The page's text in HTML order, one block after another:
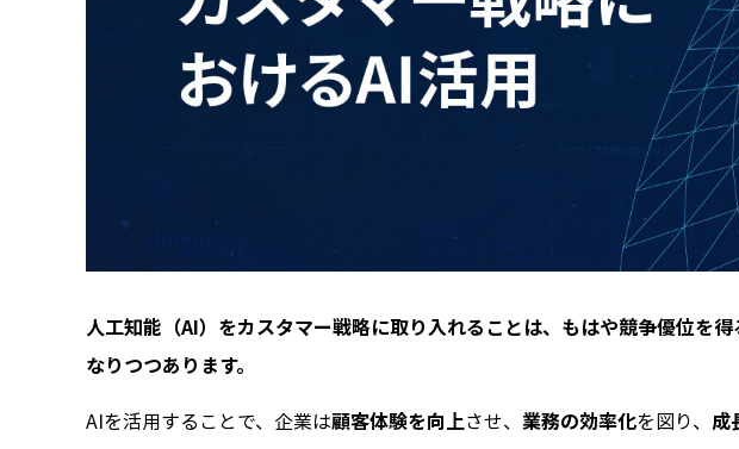
人工知能（AI）をカスタマー戦略に取り入れることは、もはや競争優位を
なりつつあります。
AIを活用することで、企業は顧客体験を向上させ、 業務の効率化を図り、 成